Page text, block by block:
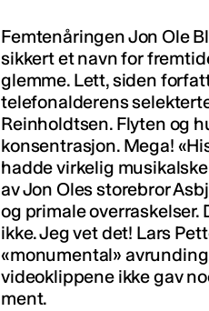
Femtenåringen Jon Ole
sikkert et navn for
glemme. Lett, siden
telefonalderens
Reinholdtsen. Flyten og
konsentrasjon. Mega!
hadde virkelig
av Jon Oles storebror
og primale
ikke. Jeg vet det! Lars
«monumental»
videoklippene ikke gav
ment.